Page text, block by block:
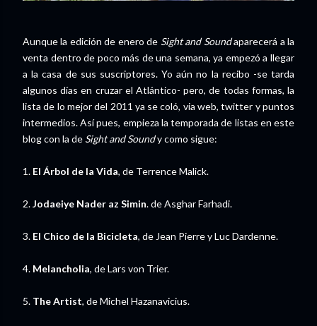
Aunque la edición de enero de Sight and Soundaparecerá a la
venta dentro de poco más de una semana, ya empezó a llegar
a la casa de sus suscriptores. Yo aún no la recibo -se tarda
algunos días en cruzar el Atlántico- pero, de todas formas, la
lista de lo mejor del 2011 ya se coló, via web, twitter y puntos
intermedios. Así pues, empieza la temporada de listas en este
blog con la de Sight and Soundy como sigue:
1. El Árbol de la Vida, de Terrence Malick.
2.Jodaeiye Nader az Simin. de Asghar Farhadi.
3. El Chico de la Bicicleta, de Jean Pierre y Luc Dardenne.
4. Melancholia, de Lars von Trier.
5. The Artist, de Michel Hazanavicius.